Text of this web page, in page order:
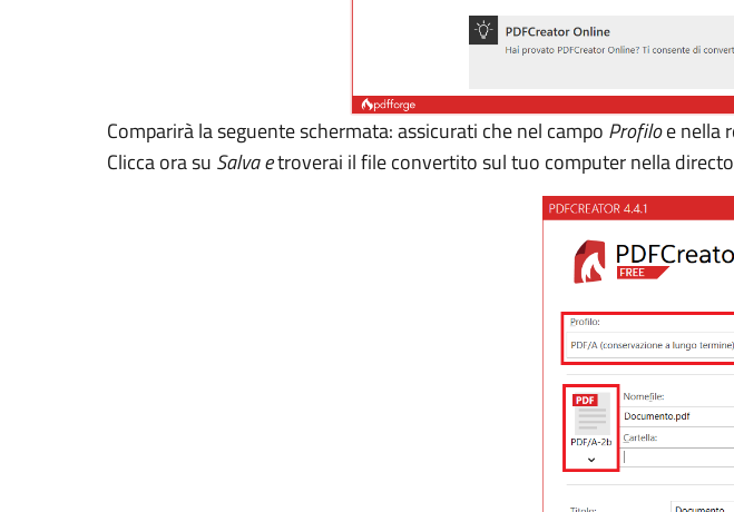
Comparirà la seguente schermata: assicurati che nel campo Profiloe nella
Clicca ora su Salva etroverai il file convertito sul tuo computer nella